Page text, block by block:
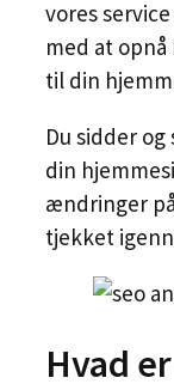
vores
med at
til din
Du sidder
din
ændringer
tjekket
Hvad